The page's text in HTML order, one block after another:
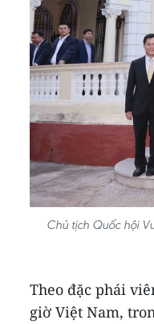
Chủ tịch Quốc hội
Theo đặc phái
giờ Việt Nam,